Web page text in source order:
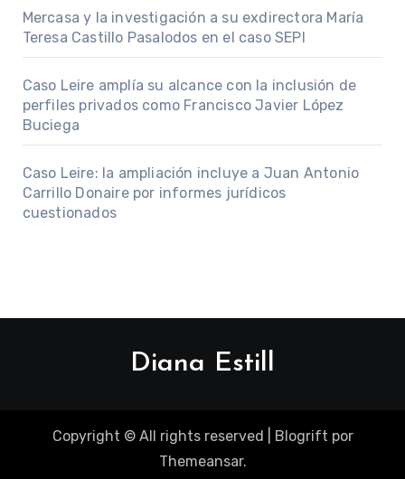
Mercasa y la investigación a su exdirectora María
Teresa Castillo Pasalodos en el caso SEPI
Caso Leire amplía su alcance con la inclusión de
perfiles privados como Francisco Javier López
Buciega
Caso Leire: la ampliación incluye a Juan Antonio
Carrillo Donaire por informes jurídicos
cuestionados
Diana Estill
Copyright © All rights reserved Blogrift por
Themeansar.